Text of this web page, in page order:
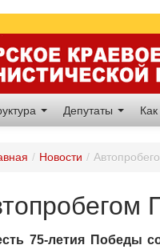
Депутаты
/ Новости /
75-летия Победы